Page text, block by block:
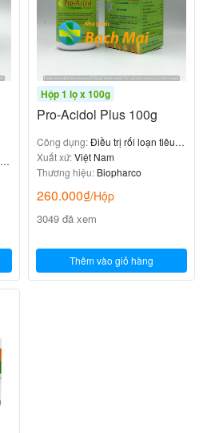
Hộp 1 lọ x 100g
Pro-Acidol Plus 100g
Công dụng:Điều trị rối loạn tiêu
hóa
Xuất xứ:Việt Nam
Thương hiệu: Biopharco
260.000₫/Hộp
3049 đã xem
Thêm vào giỏ hàng